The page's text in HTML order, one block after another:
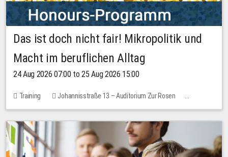
Das ist doch nicht fair! Mikropolitik und
Macht im beruflichen Alltag
24 Aug 2026 07:00 to 25 Aug 2026 15:00
Training
Johannisstraße 13 – Auditorium Zur Rosen
No free places